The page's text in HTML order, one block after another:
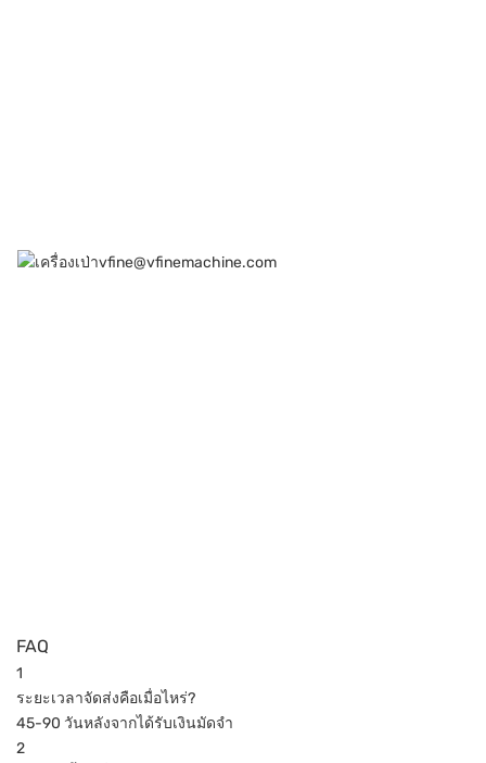
FAQ
1
ระยะเวลาจัดส่งคือเมื่อไหร่?
45-90 วันหลังจากได้รับเงินมัดจำ
2